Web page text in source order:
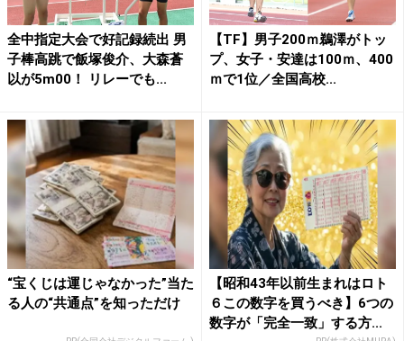
全中指定大会で好記録続出 男
子棒高跳で飯塚俊介、大森蒼
以が5m00！ リレーでも...
【TF】男子200ｍ鵜澤がトッ
プ、女子・安達は100ｍ、400
ｍで1位／全国高校...
“宝くじは運じゃなかった”当た
る人の“共通点”を知っただけ
【昭和43年以前生まれはロト
６この数字を買うべき】6つの
数字が「完全一致」する方...